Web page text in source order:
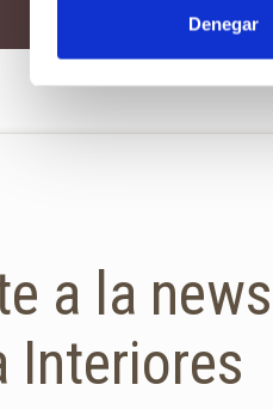
Denegar
a la
Interiores